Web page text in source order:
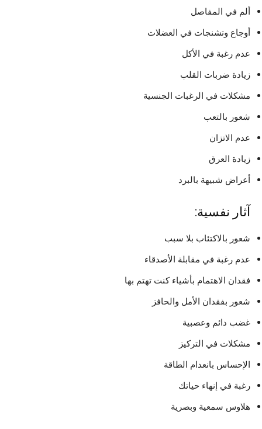
ألم في المفاصل
أوجاع وتشنجات في العضلات
عدم رغبة في الأكل
زيادة ضربات القلب
مشكلات في الرغبات الجنسية
شعور بالتعب
عدم الاتزان
زيادة العرق
أعراض شبيهة بالبرد
آثار نفسية:
شعور بالاكتئاب بلا سبب
عدم رغبة في مقابلة الأصدقاء
فقدان الاهتمام بأشياء كنت تهتم بها
شعور بفقدان الأمل والحافز
غضب دائم وعصبية
مشكلات في التركيز
الإحساس بانعدام الطاقة
رغبة في إنهاء حياتك
هلاوس سمعية وبصرية